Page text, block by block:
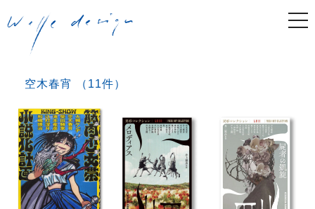
空木春宵 （11件）